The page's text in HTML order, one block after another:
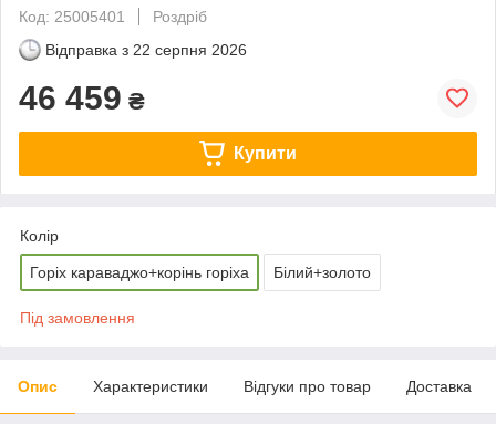
Код: 25005401
Роздріб
Відправка з 22 серпня 2026
46 459 ₴
Купити
Колір
Горіх караваджо+корінь горіха Білий+золото
Під замовлення
Опис Характеристики Відгуки про товар Доставка